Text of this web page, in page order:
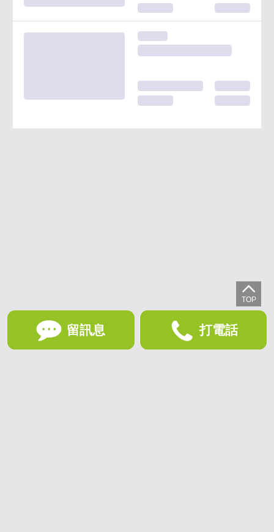
留訊息 打電話